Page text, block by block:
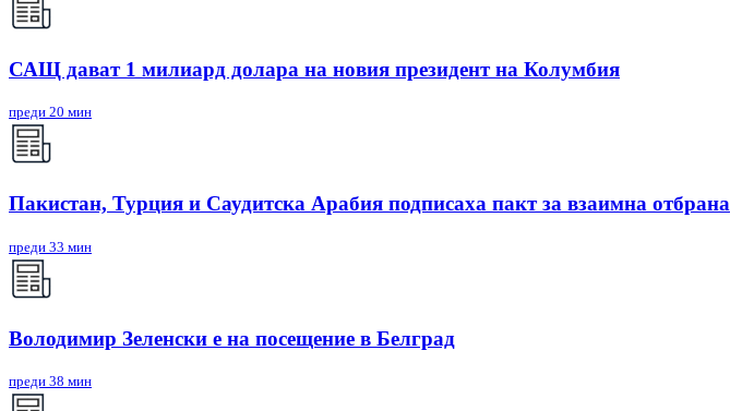
САЩ дават 1 милиард долара на новия президент на Колумбия
преди 20 мин
Пакистан, Турция и Саудитска Арабия подписаха пакт за взаимна отбрана
преди 33 мин
Володимир Зеленски е на посещение в Белград
преди 38 мин